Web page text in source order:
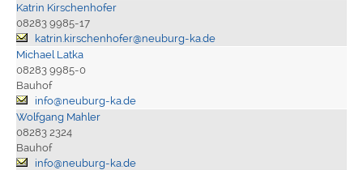
Katrin Kirschenhofer
08283 9985-17
katrin.kirschenhofer@neuburg-ka.de
Michael Latka
08283 9985-0
Bauhof
info@neuburg-ka.de
Wolfgang Mahler
08283 2324
Bauhof
info@neuburg-ka.de